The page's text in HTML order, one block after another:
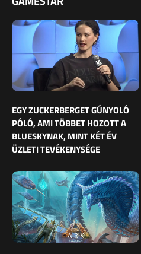
EGY ZUCKERBERGET GÚNYOLÓ
PÓLÓ, AMI TÖBBET HOZOTT A
BLUESKYNAK, MINT KÉT ÉV
ÜZLETI TEVÉKENYSÉGE